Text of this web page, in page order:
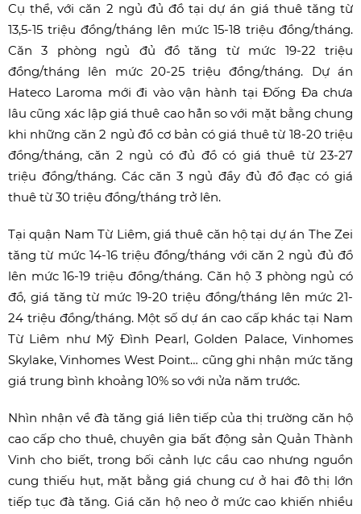
Cụ thể, với căn 2 ngủ đủ đồ tại dự án giá thuê tăng từ
13,5-15 triệu đồng/tháng lên mức 15-18 triệu đồng/tháng.
Căn 3 phòng ngủ đủ đồ tăng từ mức 19-22 triệu
đồng/tháng lên mức 20-25 triệu đồng/tháng. Dự án
Hateco Laroma mới đi vào vận hành tại Đống Đa chưa
lâu cũng xác lập giá thuê cao hẳn so với mặt bằng chung
khi những căn 2 ngủ đồ cơ bản có giá thuê từ 18-20 triệu
đồng/tháng, căn 2 ngủ có đủ đồ có giá thuê từ 23-27
triệu đồng/tháng. Các căn 3 ngủ đầy đủ đồ đạc có giá
thuê từ 30 triệu đồng/tháng trở lên.
Tại quận Nam Từ Liêm, giá thuê căn hộ tại dự án The Zei
tăng từ mức 14-16 triệu đồng/tháng với căn 2 ngủ đủ đồ
lên mức 16-19 triệu đồng/tháng. Căn hộ 3 phòng ngủ có
đồ, giá tăng từ mức 19-20 triệu đồng/tháng lên mức 21-
24 triệu đồng/tháng. Một số dự án cao cấp khác tại Nam
Từ Liêm như Mỹ Đình Pearl, Golden Palace, Vinhomes
Skylake, Vinhomes West Point… cũng ghi nhận mức tăng
giá trung bình khoảng 10% so với nửa năm trước.
Nhìn nhận về đà tăng giá liên tiếp của thị trường căn hộ
cao cấp cho thuê, chuyên gia bất động sản Quản Thành
Vinh cho biết, trong bối cảnh lực cầu cao nhưng nguồn
cung thiếu hụt, mặt bằng giá chung cư ở hai đô thị lớn
tiếp tục đà tăng. Giá căn hộ neo ở mức cao khiến nhiều